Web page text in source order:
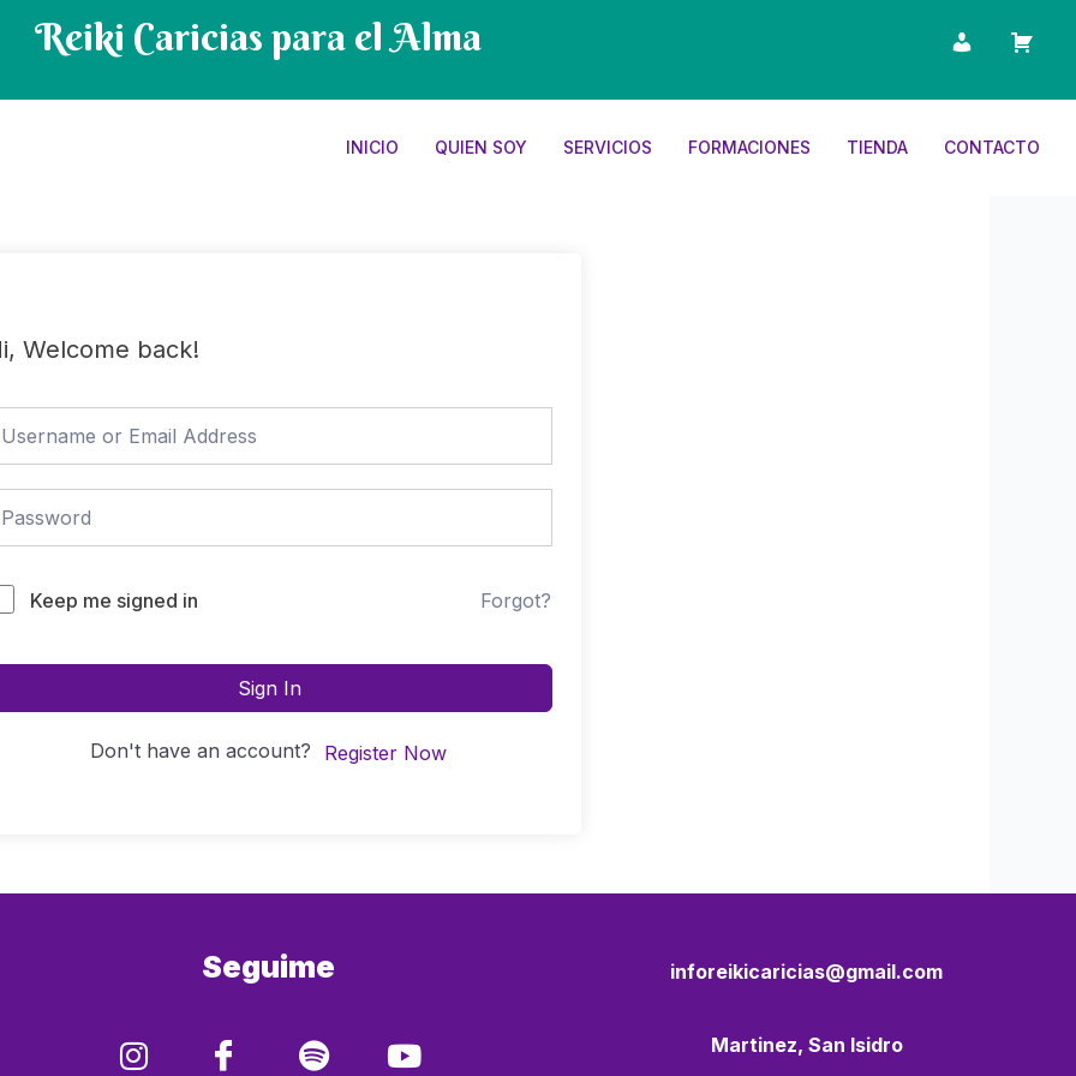
Reiki Caricias para el Alma
INICIO QUIEN SOY SERVICIOS FORMACIONES TIENDA CONTACTO
Welcome back!
Keep me signed in Forgot?
Sign In
Don't have an account? Register Now
Seguime inforeikicaricias@gmail.com
Martinez, San Isidro